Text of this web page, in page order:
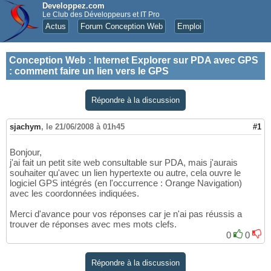
Developpez.com
Le Club des Développeurs et IT Pro
Actus Forum Conception Web Emploi
Conception Web : Internet Explorer sur PDA avec GPS
: comment faire un lien vers le GPS
Répondre à la discussion
sjachym, le 21/06/2008 à 01h45 #1
Bonjour,
j'ai fait un petit site web consultable sur PDA, mais j'aurais
souhaiter qu'avec un lien hypertexte ou autre, cela ouvre le
logiciel GPS intégrés (en l'occurrence : Orange Navigation)
avec les coordonnées indiquées.
Merci d'avance pour vos réponses car je n'ai pas réussis a
trouver de réponses avec mes mots clefs.
0
0
Répondre à la discussion